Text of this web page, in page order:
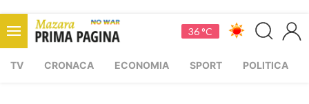
36 °C
TV CRONACA ECONOMIA SPORT POLITICA